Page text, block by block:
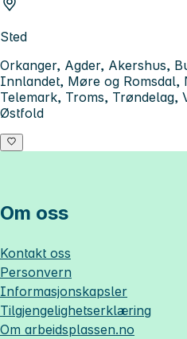
Sted
Orkanger, Agder, Akershus,
Innlandet, Møre og Romsdal,
Telemark, Troms, Trøndelag,
Østfold
Om oss
Kontakt oss
Personvern
Informasjonskapsler
Tilgjengelighetserklæring
Om arbeidsplassen.no